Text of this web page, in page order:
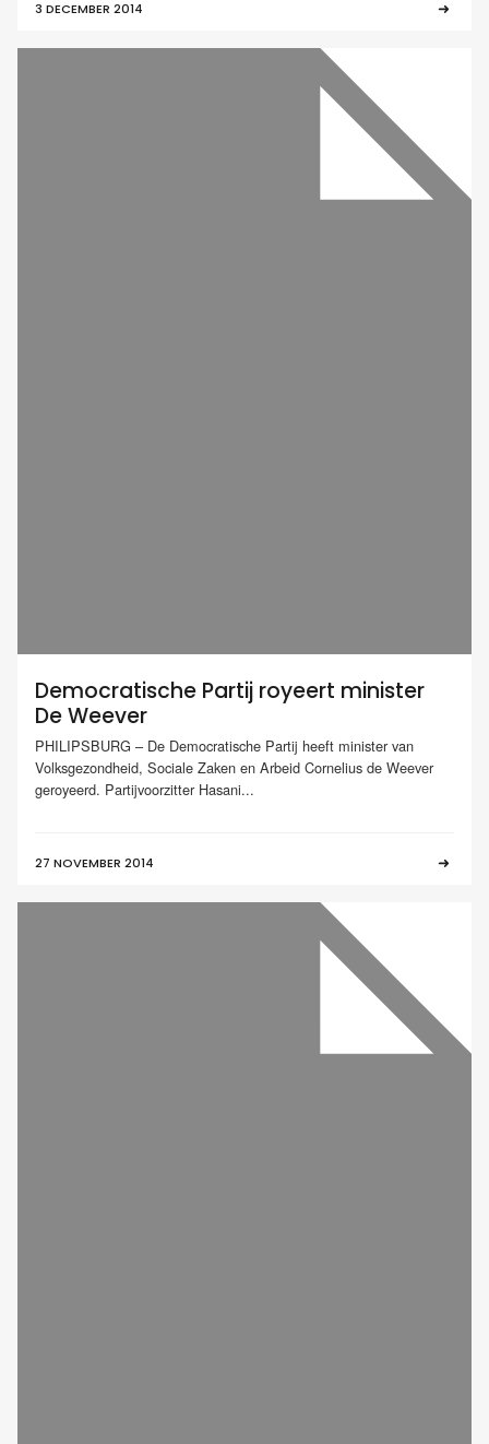
3 DECEMBER 2014
Democratische Partij royeert minister
De Weever
PHILIPSBURG – De Democratische Partij heeft minister van
Volksgezondheid, Sociale Zaken en Arbeid Cornelius de Weever
geroyeerd. Partijvoorzitter Hasani...
27 NOVEMBER 2014